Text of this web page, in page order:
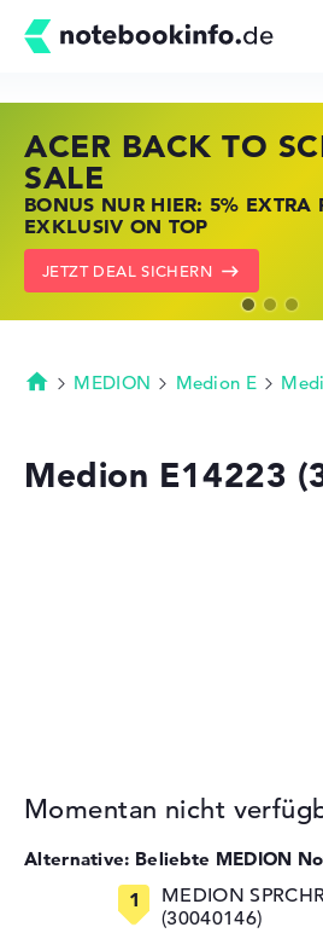
Kaufberatung
Technik &
Deals
ACER BACK TO
SALE
BONUS NUR HIER: 5% EXTRA
EXKLUSIV ON TOP
JETZT DEAL SICHERN
HP STORE SSV
JETZT ZUGREIFEN:
KRÄFTIG REDUZIERT
ZU DEN HP ANGEBOTEN
LENOVO LAPTOP
NOTEBOOKS BEI LENOVO
KRÄFTIG REDUZIERT
LENOVO DEALS ZEIGEN
Startseite
MEDION Medion E
Medion E14223
Momentan nicht
Alternative: Beliebte MEDION
MEDION
(30040146)